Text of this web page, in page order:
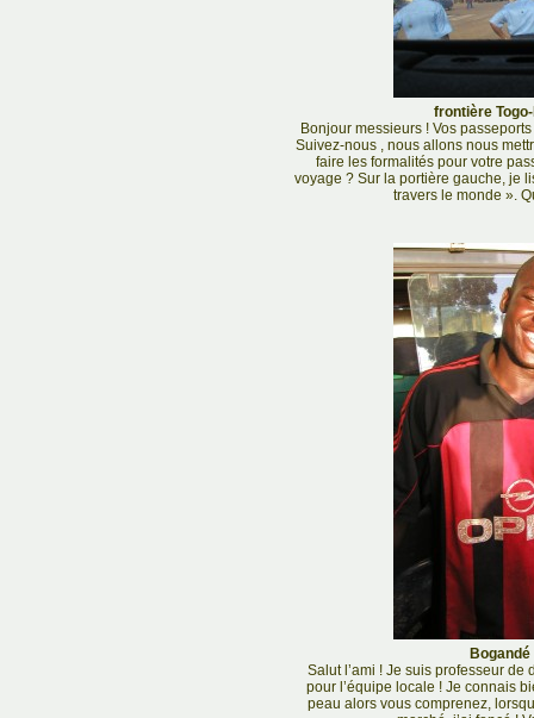
frontière
Bonjour messieurs ! Vos
Suivez-nous , nous allons nous
faire les formalités pour votre
voyage ? Sur la portière gauche, je
travers le monde ».
Bogandé
Salut l’ami ! Je suis professeur
pour l’équipe locale ! Je connais
peau alors vous comprenez,